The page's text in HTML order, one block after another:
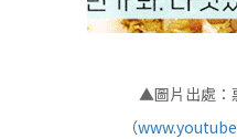
▲圖片出處：
（